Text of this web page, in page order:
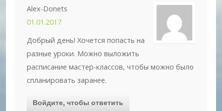
Alex-Donets
01.01.2017
Добрый день! Хочется попасть на
разные уроки. Можно выложить
расписание мастер-классов, чтобы можно было
спланировать заранее.
Войдите, чтобы ответить